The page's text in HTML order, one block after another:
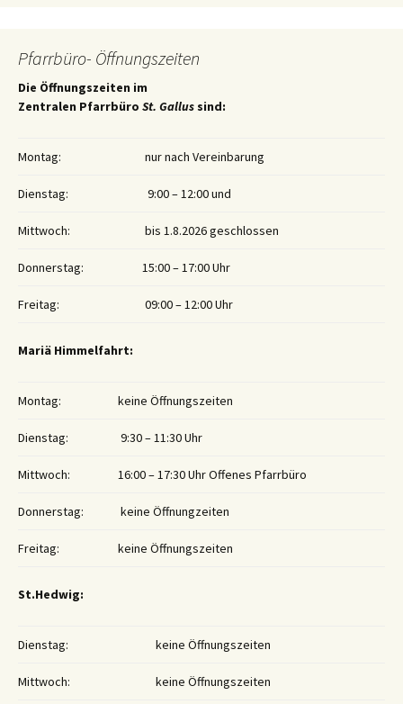
Pfarrbüro- Öffnungszeiten
Die Öffnungszeiten im
Zentralen Pfarrbüro St. Gallus sind:
Montag: nur nach Vereinbarung
Dienstag: 9:00 – 12:00 und
Mittwoch: bis 1.8.2026 geschlossen
Donnerstag: 15:00 – 17:00 Uhr
Freitag: 09:00 – 12:00 Uhr
Mariä Himmelfahrt:
Montag: keine Öffnungszeiten
Dienstag: 9:30 – 11:30 Uhr
Mittwoch: 16:00 – 17:30 Uhr Offenes Pfarrbüro
Donnerstag: keine Öffnungzeiten
Freitag: keine Öffnungszeiten
St.Hedwig:
Dienstag: keine Öffnungszeiten
Mittwoch: keine Öffnungszeiten